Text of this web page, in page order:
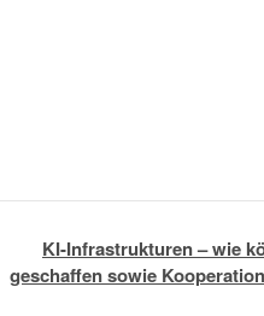
KI-Infrastrukturen – wie
geschaffen sowie